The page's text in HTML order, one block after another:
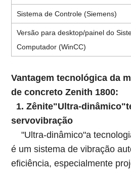
Sistema de Controle (Siemens)
Versão para desktop/painel do
Computador (WinCC)
Vantagem tecnológica da
de concreto Zenith 1800:
1. Zênite"Ultra-
servovibração
"Ultra-dinâmico"a
é um sistema de vibração
eficiência, especialmente